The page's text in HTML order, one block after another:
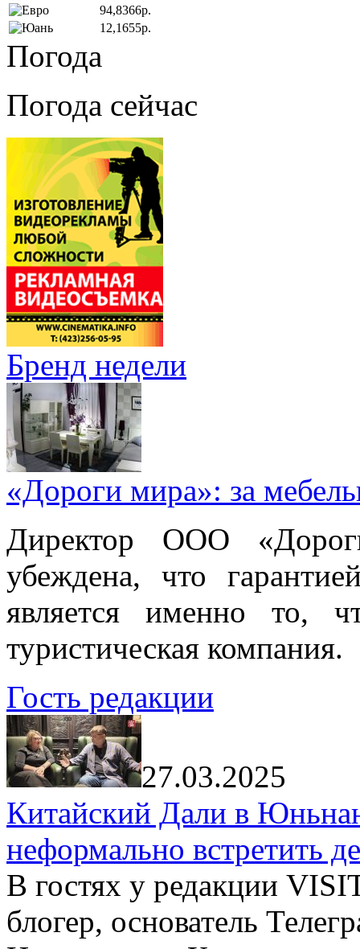
94,8366р.
12,1655р.
Погода
Погода сейчас
Бренд недели
«Дороги мира»: за
Директор ООО
убеждена, что
является именно то,
туристическая компания.
Гость редакции
27.03.2025
Китайский Дали в
неформально встретить
В гостях у редакции
блогер, основатель